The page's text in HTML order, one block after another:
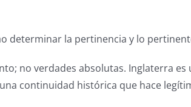
determinar la pertinencia y lo
no verdades absolutas. Inglaterra
continuidad histórica que hace